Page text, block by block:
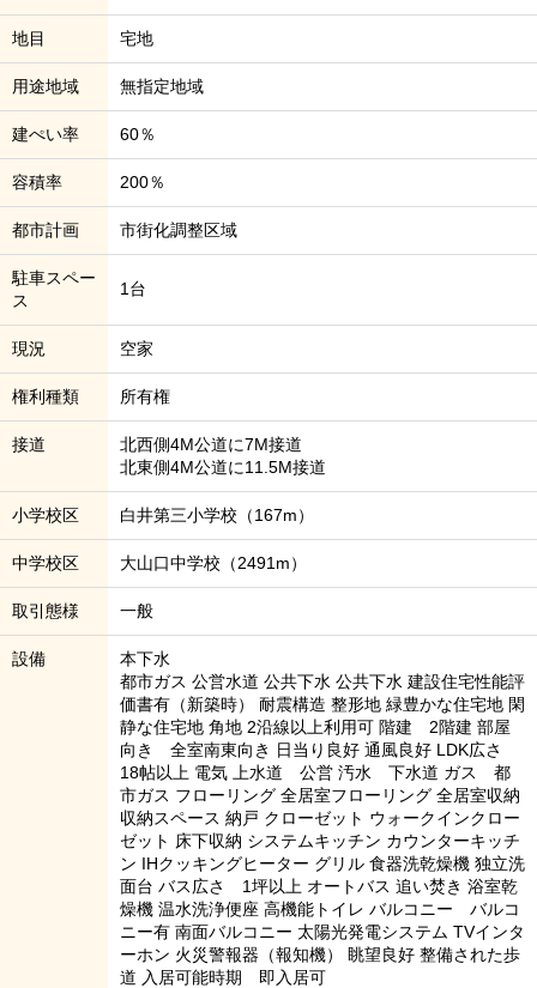
地目 宅地
用途地域 無指定地域
建ぺい率 60％
容積率 200％
都市計画 市街化調整区域
駐車スペー
ス
1台
現況 空家
権利種類 所有権
接道
北西側4M公道に7M接道
北東側4M公道に11.5M接道
小学校区 白井第三小学校（167m）
中学校区 大山口中学校（2491m）
取引態様 一般
設備
本下水
都市ガス 公営水道 公共下水 公共下水 建設住宅性能評
価書有（新築時） 耐震構造 整形地 緑豊かな住宅地 閑
静な住宅地 角地 2沿線以上利用可 階建 2階建 部屋
向き 全室南東向き 日当り良好 通風良好 LDK広さ
18帖以上 電気 上水道 公営 汚水 下水道 ガス 都
市ガス フローリング 全居室フローリング 全居室収納
収納スペース 納戸 クローゼット ウォークインクロー
ゼット 床下収納 システムキッチン カウンターキッチ
ン IHクッキングヒーター グリル 食器洗乾燥機 独立洗
面台 バス広さ 1坪以上 オートバス 追い焚き 浴室乾
燥機 温水洗浄便座 高機能トイレ バルコニー バルコ
ニー有 南面バルコニー 太陽光発電システム TVインタ
ーホン 火災警報器（報知機） 眺望良好 整備された歩
道 入居可能時期 即入居可